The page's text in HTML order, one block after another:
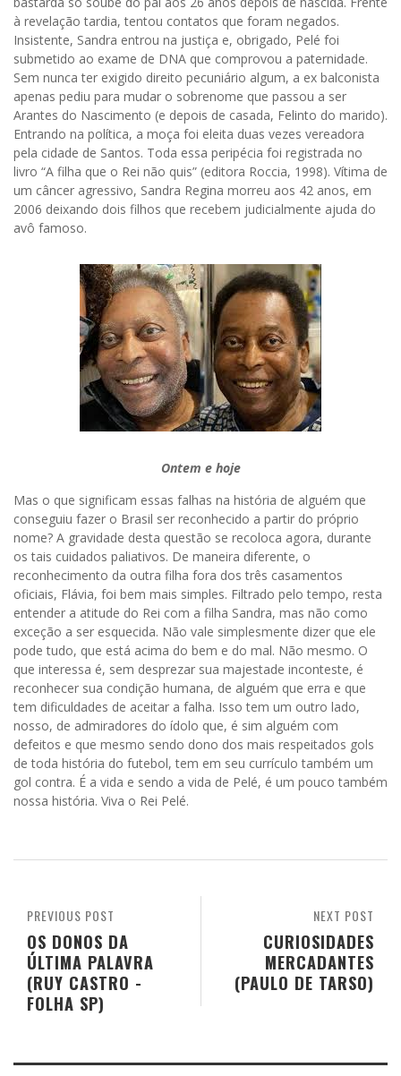
à revelação tardia, tentou contatos que foram negados.
Insistente, Sandra entrou na justiça e, obrigado, Pelé foi
submetido ao exame de DNA que comprovou a paternidade.
Sem nunca ter exigido direito pecuniário algum, a ex balconista
apenas pediu para mudar o sobrenome que passou a ser
Arantes do Nascimento (e depois de casada, Felinto do marido).
Entrando na política, a moça foi eleita duas vezes vereadora
pela cidade de Santos. Toda essa peripécia foi registrada no
livro “A filha que o Rei não quis” (editora Roccia, 1998). Vítima de
um câncer agressivo, Sandra Regina morreu aos 42 anos, em
2006 deixando dois filhos que recebem judicialmente ajuda do
avô famoso.
Ontem e hoje
Mas o que significam essas falhas na história de alguém que
conseguiu fazer o Brasil ser reconhecido a partir do próprio
nome? A gravidade desta questão se recoloca agora, durante
os tais cuidados paliativos. De maneira diferente, o
reconhecimento da outra filha fora dos três casamentos
oficiais, Flávia, foi bem mais simples. Filtrado pelo tempo, resta
entender a atitude do Rei com a filha Sandra, mas não como
exceção a ser esquecida. Não vale simplesmente dizer que ele
pode tudo, que está acima do bem e do mal. Não mesmo. O
que interessa é, sem desprezar sua majestade inconteste, é
reconhecer sua condição humana, de alguém que erra e que
tem dificuldades de aceitar a falha. Isso tem um outro lado,
nosso, de admiradores do ídolo que, é sim alguém com
defeitos e que mesmo sendo dono dos mais respeitados gols
de toda história do futebol, tem em seu currículo também um
gol contra. É a vida e sendo a vida de Pelé, é um pouco também
nossa história. Viva o Rei Pelé.
NEXT POST
CURIOSIDADES
MERCADANTES
(PAULO DE TARSO)
PREVIOUS POST
OS DONOS DA
ÚLTIMA PALAVRA
(RUY CASTRO -
FOLHA SP)